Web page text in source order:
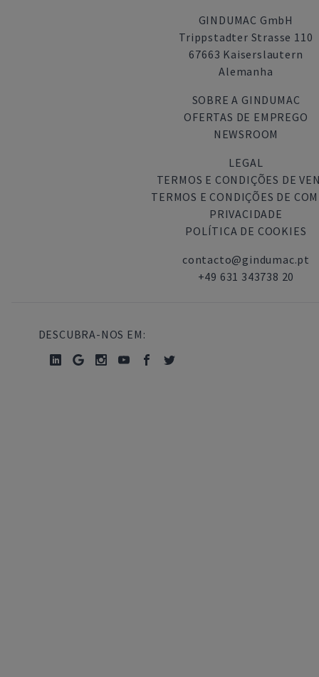
GINDUMAC GmbH
Trippstadter Strasse 110
67663 Kaiserslautern
Alemanha
SOBRE A GINDUMAC
OFERTAS DE EMPREGO
NEWSROOM
LEGAL
TERMOS E CONDIÇÕES DE
TERMOS E CONDIÇÕES DE
PRIVACIDADE
POLÍTICA DE COOKIES
contacto@gindumac.pt
+49 631 343738 20
DESCUBRA-NOS EM: